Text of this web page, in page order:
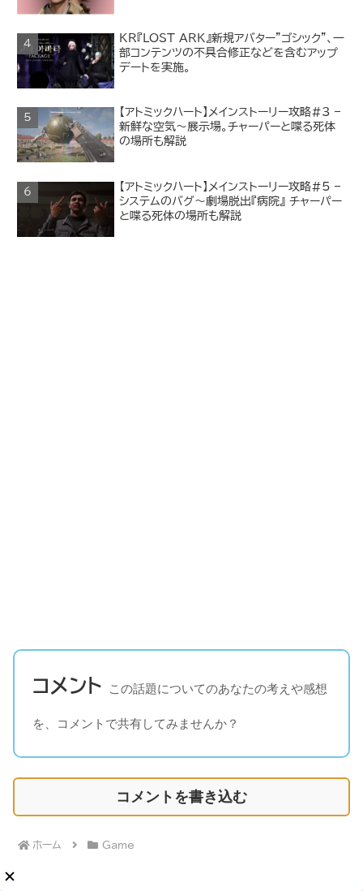
KR『LOST ARK』新規アバター"ゴシック"、一
部コンテンツの不具合修正などを含むアップ
デートを実施。
【アトミックハート】メインストーリー攻略#3 –
新鮮な空気～展示場。チャーパーと喋る死体
の場所も解説
【アトミックハート】メインストーリー攻略#5 –
システムのバグ～劇場脱出『病院』 チャーパー
と喋る死体の場所も解説
コメント この話題についてのあなたの考えや感想
を、コメントで共有してみませんか？
コメントを書き込む
ホーム Game